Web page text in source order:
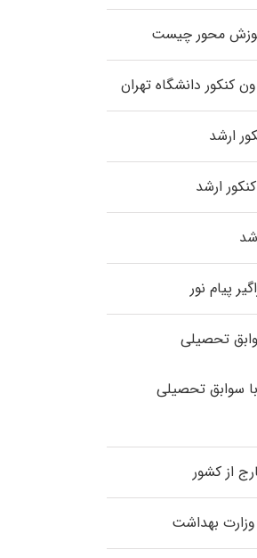
محور چیست
کنکور دانشگاه تهران
ارشد
ارشد
پیام نور
تحصیلی
سوابق تحصیلی
از کشور
بهداشت